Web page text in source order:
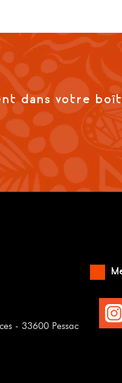
dans votre
- 33600 Pessac